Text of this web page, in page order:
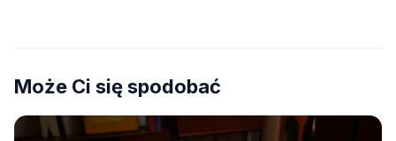
Może Ci się spodobać